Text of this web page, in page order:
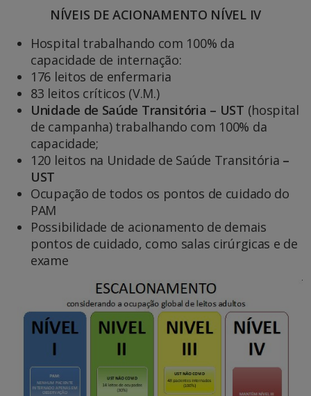
NÍVEIS DE ACIONAMENTO NÍVEL IV
Hospital trabalhando com 100% da
capacidade de internação:
176 leitos de enfermaria
83 leitos críticos (V.M.)
Unidade de Saúde Transitória – UST (hospital
de campanha) trabalhando com 100% da
capacidade;
120 leitos na Unidade de Saúde Transitória –
UST
Ocupação de todos os pontos de cuidado do
PAM
Possibilidade de acionamento de demais
pontos de cuidado, como salas cirúrgicas e de
exame